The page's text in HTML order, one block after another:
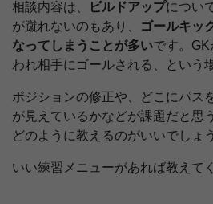
相談内容は、 ビルドアップについ
が蹴れないのもあり、
ゴールキッ
なってしまうことが多いです。
われ相手にゴールされる、という
ポジションの修正や、どこにパス
が見えているかなどが課題だと思
どのように教えるのがいいでしょ
いい練習メニューがあれば教えて